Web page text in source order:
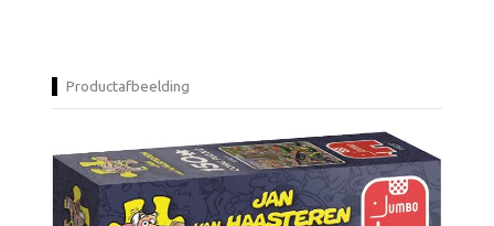
Productafbeelding